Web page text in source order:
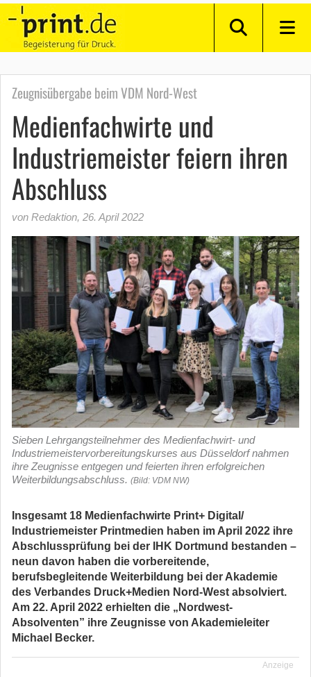
Zeugnisübergabe beim VDM Nord-West
Medienfachwirte und
Industriemeister feiern ihren
AbschIuss
von Redaktion, 26. April 2022
Sieben Lehrgangsteilnehmer des Medienfachwirt- und
Industriemeistervorbereitungskurses aus Düsseldorf nahmen
ihre Zeugnisse entgegen und feierten ihren erfolgreichen
Weiterbildungsabschluss. (Bild: VDM NW)
Insgesamt 18 Medienfachwirte Print+ Digital/
Industriemeister Printmedien haben im April 2022 ihre
Abschlussprüfung bei der IHK Dortmund bestanden –
neun davon haben die vorbereitende,
berufsbegleitende Weiterbildung bei der Akademie
des Verbandes Druck+Medien Nord-West absolviert.
Am 22. April 2022 erhielten die „Nord­west-
Absolventen” ihre Zeugnisse von Akademieleiter
Michael Becker.
Anzeige